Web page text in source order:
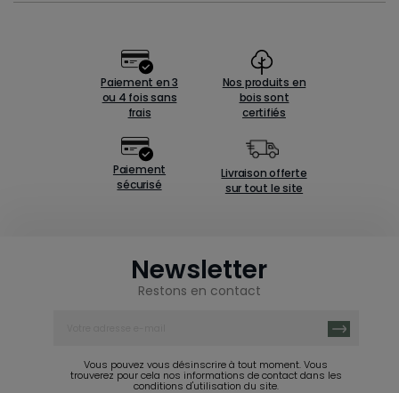
Paiement en 3
ou 4 fois sans
frais
Nos produits en
bois sont
certifiés
Paiement
sécurisé
Livraison offerte
sur tout le site
Newsletter
Restons en contact
Vous pouvez vous désinscrire à tout moment. Vous
trouverez pour cela nos informations de contact dans les
conditions d'utilisation du site.